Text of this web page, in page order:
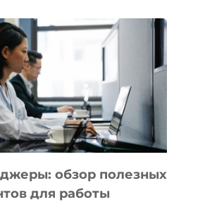
обзор полезных
для работы